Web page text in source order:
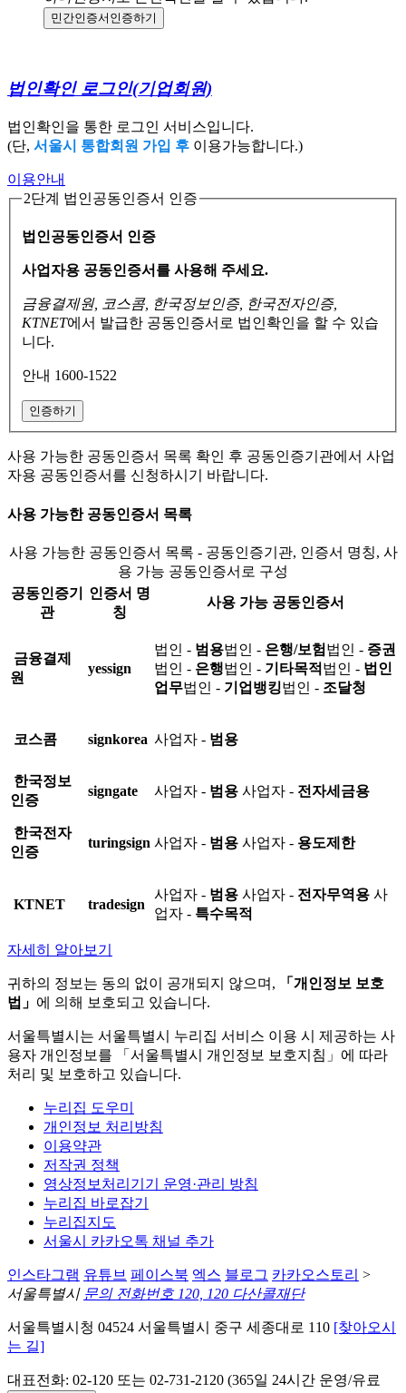
민간인증서 인증하기
법인확인 로그인(기업회원)
법인확인을 통한 로그인 서비스입니다.
(단, 서울시 통합회원 가입 후 이용가능합니다.)
이용안내
2단계 법인공동인증서 인증
법인공동인증서 인증
사업자용 공동인증서를 사용해 주세요.
금융결제원, 코스콤, 한국정보인증, 한국전자인증,
KTNET에서 발급한 공동인증서로 법인확인을 할 수 있습
니다.
안내 1600-1522
인증하기
사용 가능한 공동인증서 목록 확인 후 공동인증기관에서 사업
자용 공동인증서를 신청하시기 바랍니다.
사용 가능한 공동인증서 목록
사용 가능한 공동인증서 목록 - 공동인증기관, 인증서 명칭, 사
용 가능 공동인증서로 구성
공동인증기
관
인증서 명
칭
사용 가능 공동인증서
금융결제
원
yessign
법인 - 범용법인 - 은행/보험 법인 - 증권
법인 - 은행법인 - 기타목적 법인 - 법인
업무법인 - 기업뱅킹법인 - 조달청
코스콤 signkorea 사업자 - 범용
한국정보
인증
signgate 사업자 - 범용 사업자 - 전자세금용
한국전자
인증
turingsign 사업자 - 범용 사업자 - 용도제한
KTNET tradesign
사업자 - 범용 사업자 - 전자무역용 사
업자 - 특수목적
자세히 알아보기
귀하의 정보는 동의 없이 공개되지 않으며,
「개인정보 보호
법」 에 의해 보호되고 있습니다.
서울특별시는 서울특별시 누리집 서비스 이용 시 제공하는 사
용자 개인정보를 「서울특별시 개인정보 보호지침」에 따라
처리 및 보호하고 있습니다.
누리집 도우미
개인정보 처리방침
이용약관
저작권 정책
영상정보처리기기 운영·관리 방침
누리집 바로잡기
누리집지도
서울시 카카오톡 채널 추가
인스타그램 유튜브 페이스북 엑스 블로그 카카오스토리 >
서울특별시 문의 전화번호 120, 120 다산콜재단
서울특별시청 04524 서울특별시 중구 세종대로 110 [찾아오시
는 길]
대표전화: 02-120 또는 02-731-2120 (365일 24시간 운영/유료